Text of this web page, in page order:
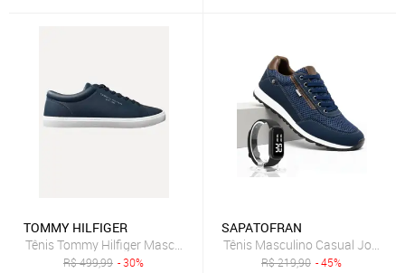
TOMMY HILFIGER
Tênis Tommy Hilfiger Masculino Couro Harrison 5D5 Azul Marinho
R$499,99 - 30%
SAPATOFRAN
Tênis Masculino Casual Jogger
R$219,90 - 45%